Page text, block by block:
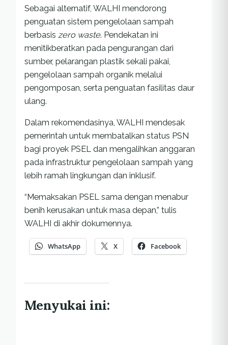
Sebagai alternatif, WALHI mendorong
penguatan sistem pengelolaan sampah
berbasis zero waste. Pendekatan ini
menitikberatkan pada pengurangan dari
sumber, pelarangan plastik sekali pakai,
pengelolaan sampah organik melalui
pengomposan, serta penguatan fasilitas daur
ulang.
Dalam rekomendasinya, WALHI mendesak
pemerintah untuk membatalkan status PSN
bagi proyek PSEL dan mengalihkan anggaran
pada infrastruktur pengelolaan sampah yang
lebih ramah lingkungan dan inklusif.
“Memaksakan PSEL sama dengan menabur
benih kerusakan untuk masa depan,” tulis
WALHI di akhir dokumennya.
WhatsApp X Facebook
Menyukai ini: